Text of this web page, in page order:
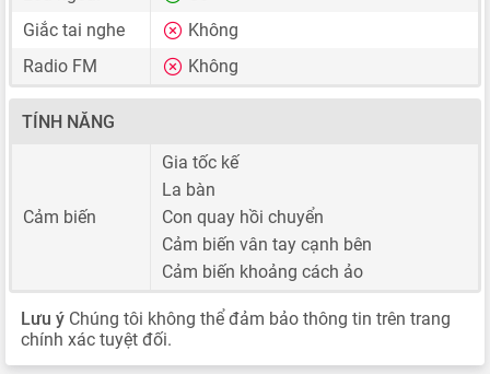
Giắc tai nghe
Không
Radio FM
Không
TÍNH NĂNG
Cảm biến
Gia tốc kế
La bàn
Con quay hồi chuyển
Cảm biến vân tay cạnh bên
Cảm biến khoảng cách ảo
Lưu ý Chúng tôi không thể đảm bảo thông tin trên trang
chính xác tuyệt đối.